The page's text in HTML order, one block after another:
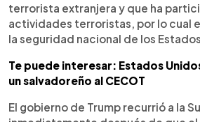
terrorista extranjera y que ha
actividades terroristas, por lo cual
la seguridad nacional de los
Te puede interesar: Estados
un salvadoreño al CECOT
El gobierno de Trump recurrió a la